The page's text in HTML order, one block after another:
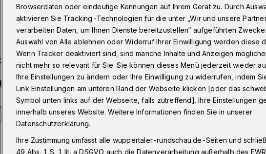
Corona-Virus: 26 Neuinfektionen in der letzten Woche in Wuppertal
Freitag, 26. Juni 2020
26
in der letzten
Browserdaten oder eindeutige Kennungen auf Ihrem Gerät zu. Durch
aktivieren Sie Tracking-Technologien für die unter „Wir und unsere
verarbeiten Daten, um Ihnen Dienste bereitzustellen“ aufgeführten
Auswahl von Alle ablehnen oder Widerruf Ihrer Einwilligung werden diese
Wenn Tracker deaktiviert sind, sind manche Inhalte und Anzeigen
nicht mehr so relevant für Sie. Sie können dieses Menü jederzeit wieder
Ihre Einstellungen zu ändern oder Ihre Einwilligung zu widerrufen, indem
Link Einstellungen am unteren Rand der Webseite klicken [oder das
Symbol unten links auf der Webseite, falls zutreffend]. Ihre Einstellungen
innerhalb unseres Website. Weitere Informationen finden Sie in unserer
Datenschutzerklärung.
Ihre Zustimmung umfasst alle wuppertaler-rundschau.de-Seiten und
49 Abs. 1 S. 1 lit. a DSGVO auch die Datenverarbeitung außerhalb des